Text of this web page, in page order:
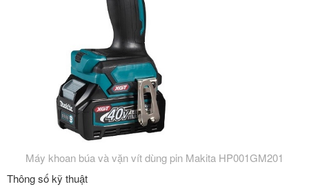
Máy khoan búa và vặn vít dùng pin Makita HP001GM201
Thông số kỹ thuật